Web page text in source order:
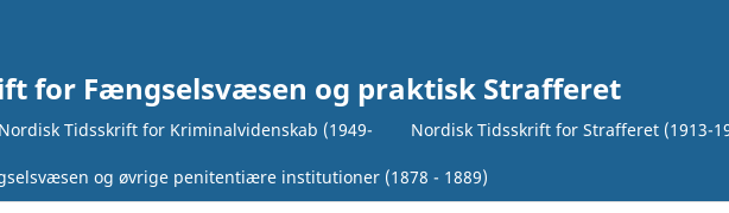
for Fængselsvæsen og praktisk Strafferet
Tidsskrift for Kriminalvidenskab (1949- Nordisk Tidsskrift for Strafferet (1913-
og øvrige penitentiære institutioner (1878 - 1889)